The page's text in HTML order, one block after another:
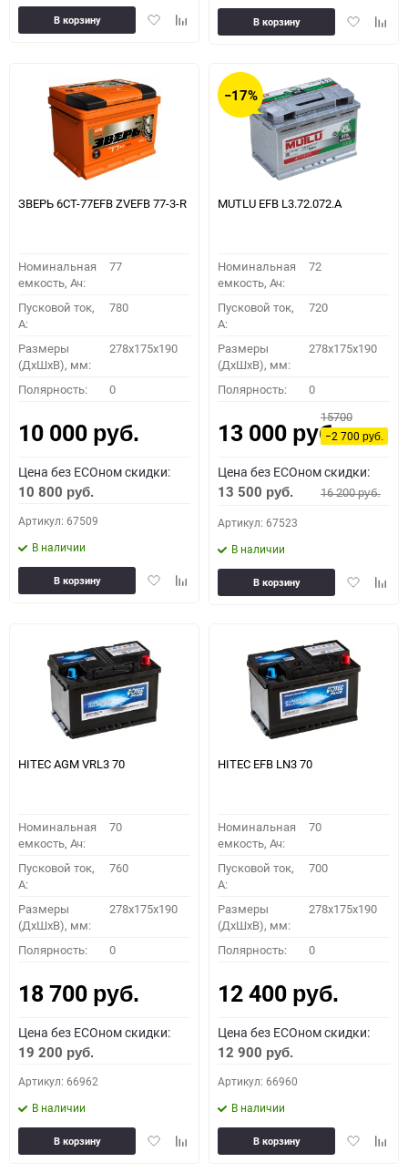
ДобавитьДобавить
В корзину
Добавить
В корзину
ЗВЕРЬ 6CT-77EFB ZVEFB 77-3-R
Номинальная
емкость, Ач:
77
Пусковой ток,
A:
780
Размеры
(ДхШхВ), мм:
278x175x190
Полярность: 0
10 000 руб.
Цена без ECOном скидки:
10 800 руб.
Артикул: 67509
В наличии
ДобавитьДобавить
В корзину
−17%
MUTLU EFB L3.72.072.A
Номинальная
емкость, Ач:
72
Пусковой ток,
A:
720
Размеры
(ДхШхВ), мм:
278x175x190
Полярность: 0
13 000 руб.
15700
−2 700руб.
Цена без ECOном скидки:
13 500 руб. 16 200руб.
Артикул: 67523
В наличии
Добавить
В корзину
HITEC AGM VRL3 70
Номинальная
емкость, Ач:
70
Пусковой ток,
A:
760
Размеры
(ДхШхВ), мм:
278x175x190
Полярность: 0
18 700 руб.
Цена без ECOном скидки:
19 200 руб.
Артикул: 66962
В наличии
ДобавитьДобавить
В корзину
HITEC EFB LN3 70
Номинальная
емкость, Ач:
70
Пусковой ток,
A:
700
Размеры
(ДхШхВ), мм:
278x175x190
Полярность: 0
12 400 руб.
Цена без ECOном скидки:
12 900 руб.
Артикул: 66960
В наличии
Добавить
В корзину